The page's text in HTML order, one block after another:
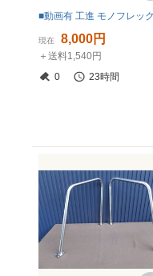
現在 8,000円
＋送料1,540円
0
23時間